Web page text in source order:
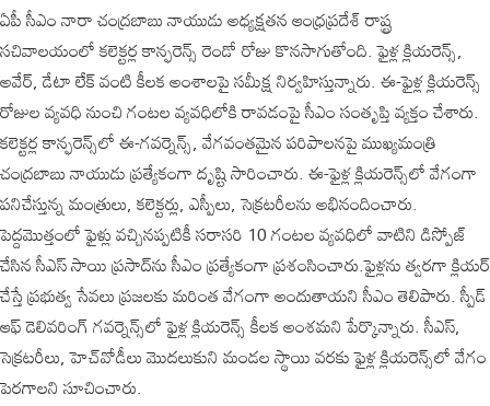
ఏపీ సీఎం నారా చంద్రబాబు నాయుడు అధ్యక్షతన ఆంధ్రప్రదేశ్ రాష్ట్ర
సచివాలయంలో కలెక్టర్ల కాన్ఫరెన్స్ రెండో రోజు కొనసాగుతోంది. ఫైళ్ల క్లియరెన్స్,
అవేర్, డేటా లేక్ వంటి కీలక అంశాలపై సమీక్ష నిర్వహిస్తున్నారు. ఈ-ఫైళ్ల క్లియరెన్స్
రోజుల వ్యవధి నుంచి గంటల వ్యవధిలోకి రావడంపై సీఎం సంతృప్తి వ్యక్తం చేశారు.
కలెక్టర్ల కాన్ఫరెన్స్‌లో ఈ-గవర్నెన్స్, వేగవంతమైన పరిపాలనపై ముఖ్యమంత్రి
చంద్రబాబు నాయుడు ప్రత్యేకంగా దృష్టి సారించారు. ఈ-ఫైళ్ల క్లియరెన్స్‌లో వేగంగా
పనిచేస్తున్న మంత్రులు, కలెక్టర్లు, ఎస్పీలు, సెక్రటరీలను అభినందించారు.
పెద్దమొత్తంలో ఫైళ్లు వచ్చినప్పటికీ సరాసరి 10 గంటల వ్యవధిలో వాటిని డిస్పోజ్
చేసిన సీఎస్ సాయి ప్రసాద్‌ను సీఎం ప్రత్యేకంగా ప్రశంసించారు.ఫైళ్లను త్వరగా క్లియర్
చేస్తే ప్రభుత్వ సేవలు ప్రజలకు మరింత వేగంగా అందుతాయని సీఎం తెలిపారు. స్పీడ్
ఆఫ్ డెలివరింగ్ గవర్నెన్స్‌లో ఫైళ్ల క్లియరెన్స్ కీలక అంశమని పేర్కొన్నారు. సీఎస్,
సెక్రటరీలు, హెచ్‌వోడీలు మొదలుకుని మండల స్థాయి వరకు ఫైళ్ల క్లియరెన్స్‌లో వేగం
పెరగాలని సూచించారు.